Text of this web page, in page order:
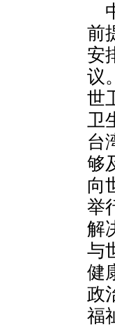
前
安
议
世
卫
台
够
向
举
解
与
健
政
福